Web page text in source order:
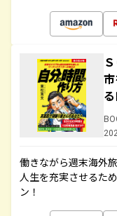
働きながら週末海外
人生を充実させるた
ン！